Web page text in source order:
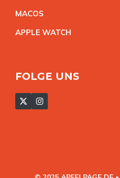
MACOS
APPLE WATCH
FOLGE UNS